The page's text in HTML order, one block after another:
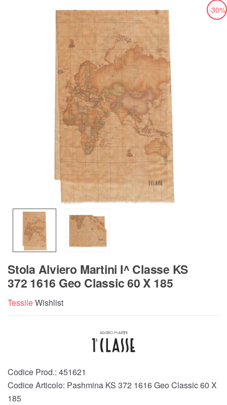
-30%
Stola Alviero Martini I^ Classe KS
372 1616 Geo Classic 60 X 185
TessileWishlist
Codice Prod.: 451621
Codice Articolo: Pashmina KS 372 1616 Geo Classic 60 X
185